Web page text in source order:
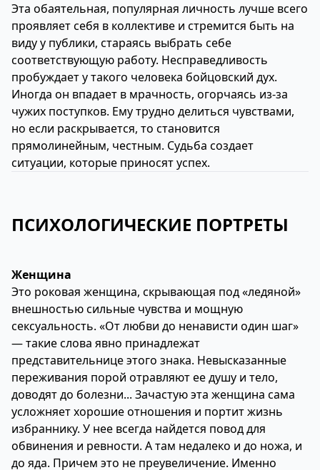
Эта обаятельная, популярная личность лучше всего
проявляет себя в коллективе и стремится быть на
виду у публики, стараясь выбрать себе
соответствующую работу. Несправедливость
пробуждает у такого человека бойцовский дух.
Иногда он впадает в мрачность, огорчаясь из-за
чужих поступков. Ему трудно делиться чувствами,
но если раскрывается, то становится
прямолинейным, честным. Судьба создает
ситуации, которые приносят успех.
ПСИХОЛОГИЧЕСКИЕ ПОРТРЕТЫ
Женщина
Это роковая женщина, скрывающая под «ледяной»
внешностью сильные чувства и мощную
сексуальность. «От любви до ненависти один шаг»
— такие слова явно принадлежат
представительнице этого знака. Невысказанные
переживания порой отравляют ее душу и тело,
доводят до болезни... Зачастую эта женщина сама
усложняет хорошие отношения и портит жизнь
избраннику. У нее всегда найдется повод для
обвинения и ревности. А там недалеко и до ножа, и
до яда. Причем это не преувеличение. Именно